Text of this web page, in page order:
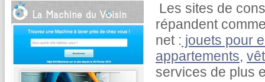
Les sites de
répandent
net : jouets pour
appartements,
services de plus